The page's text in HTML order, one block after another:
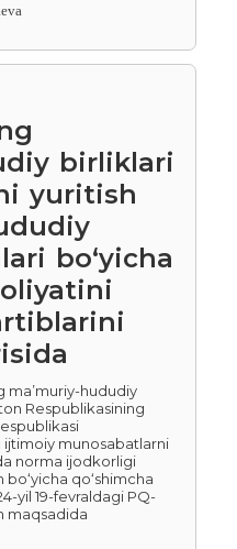
birliklari
yuritish
bo‘yicha
ma’muriy-hududiy
Respublikasining
munosabatlarni
norma ijodkorligi
bo‘yicha qo‘shimcha
yil 19-fevraldagi PQ-
maqsadida